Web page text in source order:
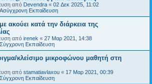
από Devendra « 02 Δεκ 2025, 11:02
Ασύγχρονη Εκπαίδευση
ακούει κατά την διάρκεια της
από irenek « 27 Μαρ 2021, 14:38
Σύγχρονη Εκπαίδευση
κλείσιμο μικροφώνου μαθητή στη
από stamatiavlaxou « 17 Μαρ 2021, 00:39
Σύγχρονη Εκπαίδευση